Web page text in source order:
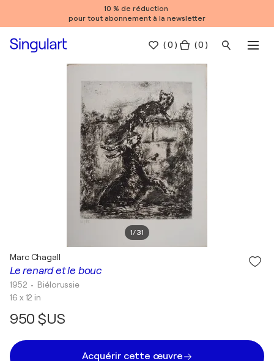
10 % de réduction
pour tout abonnement à la newsletter
(0 ) ( 0 )
1/31
Le renard et le bouc
Marc Chagall
1952 • Biélorussie
16 x 12 in
950 $US
Acquérir cette œuvre